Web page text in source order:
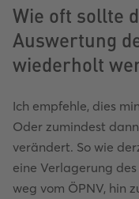
Wie oft sollte
Auswertung
wiederholt
Ich empfehle, dies
Oder zumindest
verändert. So wie
eine Verlagerung
weg vom ÖPNV, hin